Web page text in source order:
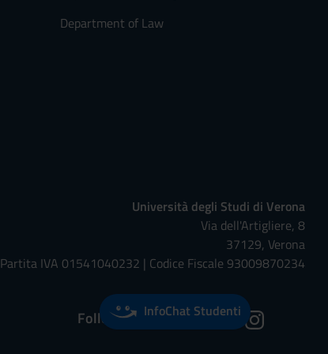
Department of Law
Università degli Studi di Verona
Via dell'Artigliere, 8
37129, Verona
Partita IVA 01541040232 | Codice Fiscale 93009870234
Follow us on:InfoChat Studenti